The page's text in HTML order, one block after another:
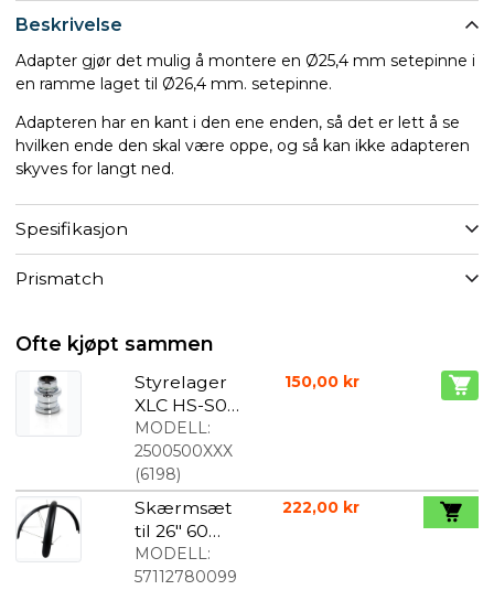
Beskrivelse
Adapter gjør det mulig å montere en Ø25,4 mm setepinne i
en ramme laget til Ø26,4 mm. setepinne.
Adapteren har en kant i den ene enden, så det er lett å se
hvilken ende den skal være oppe, og så kan ikke adapteren
skyves for langt ned.
Spesifikasjon
Prismatch
Ofte kjøpt sammen
Styrelager
XLC HS-S01
1MODELL:
2500500XXX
(6198)
150,00 kr
Skærmsæt
til 26" 60
mm bred,
Matt Sort
MODELL:
57112780099
222,00 kr